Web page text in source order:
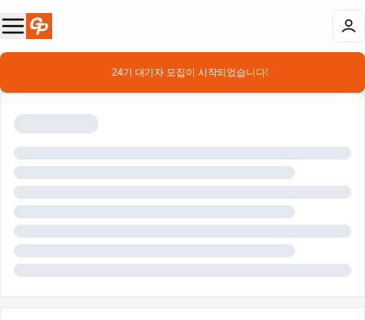
📣 24기 대기자 모집이 시작되었습니다!